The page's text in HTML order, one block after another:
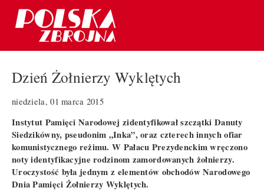
Dzień Żołnierzy Wyklętych
niedziela, 01 marca 2015
Instytut Pamięci Narodowej zidentyfikował szczątki Danuty
Siedzikówny, pseudonim „Inka”, oraz czterech innych ofiar
komunistycznego reżimu. W Pałacu Prezydenckim wręczono
noty identyfikacyjne rodzinom zamordowanych żołnierzy.
Uroczystość była jednym z elementów obchodów Narodowego
Dnia Pamięci Żołnierzy Wyklętych.